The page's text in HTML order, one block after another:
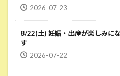
2026-07-23
8/22(土) 妊娠・出産が楽しみに
す
2026-07-22